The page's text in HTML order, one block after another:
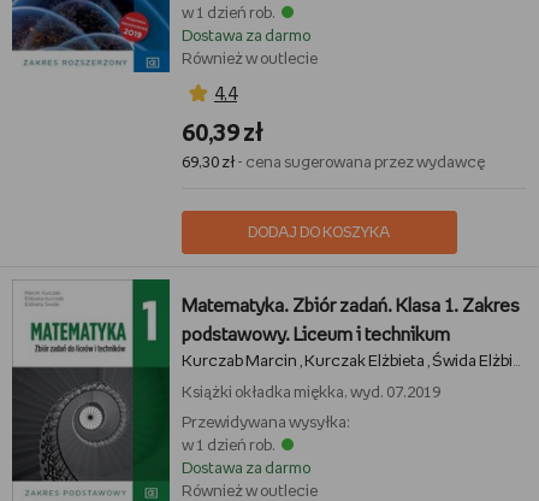
w 1 dzień rob.
Dostawa za darmo
Również w outlecie
4,4
60,39 zł
69,30 zł- cena sugerowana przez wydawcę
DODAJ DO KOSZYKA
Matematyka. Zbiór zadań. Klasa 1. Zakres
podstawowy. Liceum i technikum
Kurczab Marcin Kurczak Elżbieta Świda Elżbieta
Książki okładka miękka, wyd. 07.2019
Przewidywana wysyłka:
w 1 dzień rob.
Dostawa za darmo
Również w outlecie